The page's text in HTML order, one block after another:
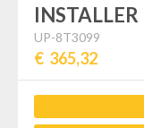
INSTALLER
UP-8T3099
€ 365,32